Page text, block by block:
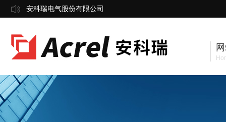
安科瑞电气股份有限公司